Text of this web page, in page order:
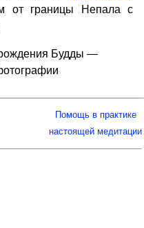
от границы Непала с
Будды —
Помощь в практике
настоящей медитации